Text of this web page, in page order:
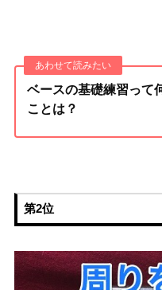
ベースの基礎練習って
ことは？
第2位